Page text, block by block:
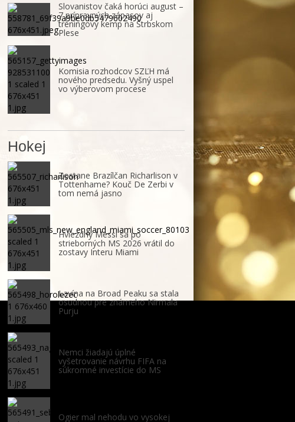
Slovanistov čaká horúci august –
7 prípravných zápasov aj
tréningový kemp na Štrbskom
Plese
Komisia rozhodcov SZĽH má
nového predsedu. Vyšný uspel
vo výberovom procese
Hokej
Zostane Brazílčan Richarlison v
Tottenhame? Kouč De Zerbi v
tom nemá jasno
Hviezdny Messi sa po
strieborných MS 2026 vrátil do
zostavy Interu Miami
Lavína na Broad Peaku sa stala
osudnou pre známeho Nirmala
Purju
Nemci žiadajú úplné
vyšetrovanie návrhu FIFA na
súkromné investície do MS
Ogier mal nehodu vo vysokej